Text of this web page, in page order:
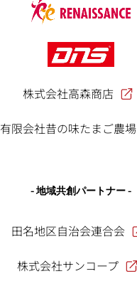
株式会社高森商店
有限会社昔の味たまご農場
- 地域共創パートナー -
田名地区自治会連合会
株式会社サンコープ